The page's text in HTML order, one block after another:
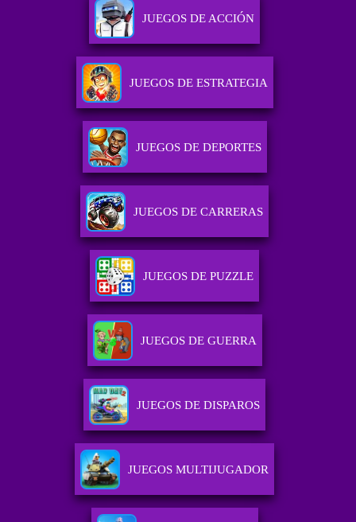
JUEGOS DE ACCIÓN
JUEGOS DE ESTRATEGIA
JUEGOS DE DEPORTES
JUEGOS DE CARRERAS
JUEGOS DE PUZZLE
JUEGOS DE GUERRA
JUEGOS DE DISPAROS
JUEGOS MULTIJUGADOR